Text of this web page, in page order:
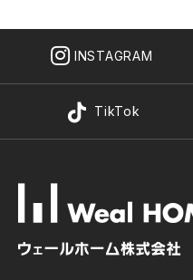
INSTAGRAM
TikTok